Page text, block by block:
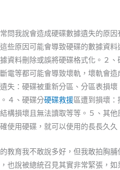
問我說會造成硬碟數據遺失的原
些原因可能會導致硬碟的數據資
資料刪除或誤將硬碟格式化。２
電等都可能會導致壞軌，壞軌會
失：硬碟被重新分區、分區表損
４、硬碟分硬碟救援區遭到損壞
構損壞且無法讀取等等。５、其
使用硬碟，就可以使用的長長久
的教育我不敢說多好，但我敢拍胸
也說被總統召見其實非常緊張，